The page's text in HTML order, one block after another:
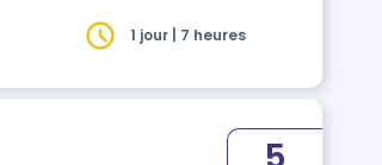
…
1 jour | 7 heures